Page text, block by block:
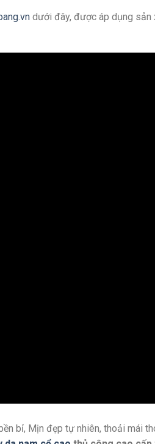
dưới đây, được áp dụng sản
bỉ, Mịn đẹp tự nhiên, thoải mái